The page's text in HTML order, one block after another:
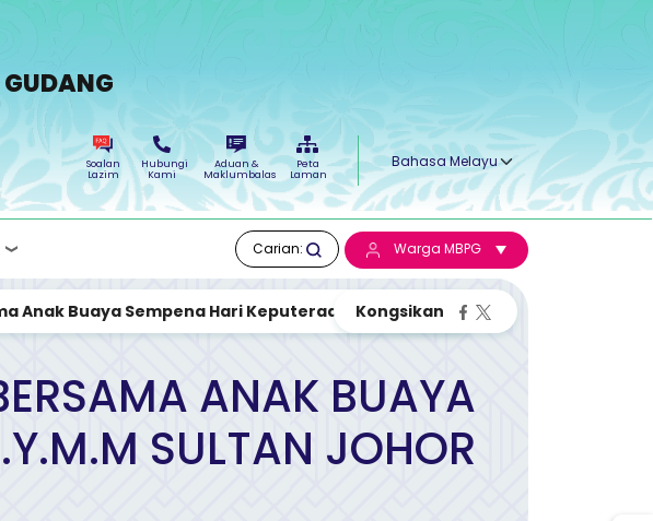
Soalan
Lazim
Hubungi
Kami
Aduan &
Maklumbalas
Peta
Laman
Select your language
Carian: Warga MBPG
Buaya Sempena Hari Keputeraan D.Y.M.M Sul...
ANAK BUAYA
SULTAN JOHOR